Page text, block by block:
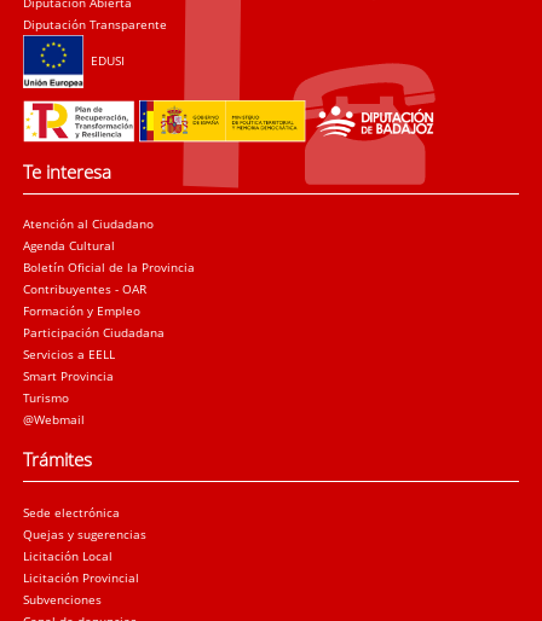
Diputación Transparente
EDUSI
Te interesa
Atención al Ciudadano
Agenda Cultural
Boletín Oficial de la Provincia
Contribuyentes - OAR
Formación y Empleo
Participación Ciudadana
Servicios a EELL
Smart Provincia
Turismo
@Webmail
Trámites
Sede electrónica
Quejas y sugerencias
Licitación Local
Licitación Provincial
Subvenciones